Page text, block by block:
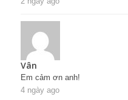
Vân
Em cảm ơn anh!
4 ngày ago